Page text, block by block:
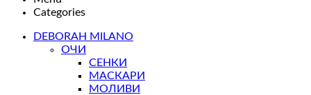
Categories
DEBORAH MILANO
ОЧИ
СЕНКИ
МАСКАРИ
МОЛИВИ